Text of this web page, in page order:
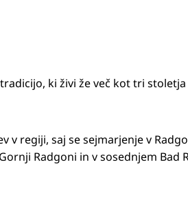
ki živi že več kot tri
v regiji, saj se sejmarjenje v
Radgoni in v sosednjem Bad